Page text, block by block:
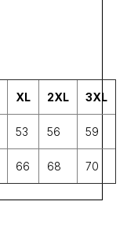
XL 2XL 3XL
53 56 59
66 68 70